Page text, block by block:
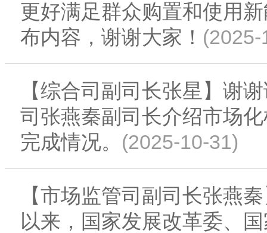
更好满足群众购置和使用
布内容，谢谢大家！
【综合司副司长张星】谢
司张燕秦副司长介绍市场
完成情况。 (2025-10-31)
【市场监管司副司长张燕
以来，国家发展改革委、